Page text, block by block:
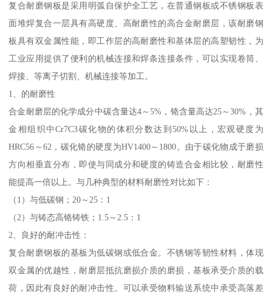
复合耐磨钢板是采用明弧自保护全工艺，在普通钢板或不锈钢板表
面堆焊复合一层具有高硬度、高耐磨性的高合金耐磨层，该耐磨钢
板具有双金属性能，即工作层的高耐磨性和基体层的高塑韧性，为
工业应用提供了便利的机械连接和焊条连接条件，可以实现卷筒、
焊接、等离子切割、机械连接等加工。
1、的耐磨性
合金耐磨层的化学成分中碳含量达4～5%，铬含量高达25～30%，其
金相组织中Cr7C3碳化物的体积分数达到50%以上，宏观硬度为
HRC56～62，碳化铬的硬度为HV1400～1800。由于碳化物成于磨损
方向相垂直分布，即使与同成分和硬度的铸造合金相比较，耐磨性
能提高一倍以上。与几种典型的材料耐磨性对比如下：
（1）与低碳钢；20～25：1
（2）与铸态高铬铸铁；1.5～2.5：1
2、良好的耐冲击性：
复合耐磨钢板的基板为低碳钢或低合金。不锈钢等韧性材料，体现
双金属的优越性，耐磨层抵抗磨损介质的磨损，基板承受介质的载
荷，因此有良好的耐冲击性。可以承受物料输送系统中承受高落差